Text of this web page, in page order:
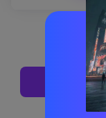
fascia alta o